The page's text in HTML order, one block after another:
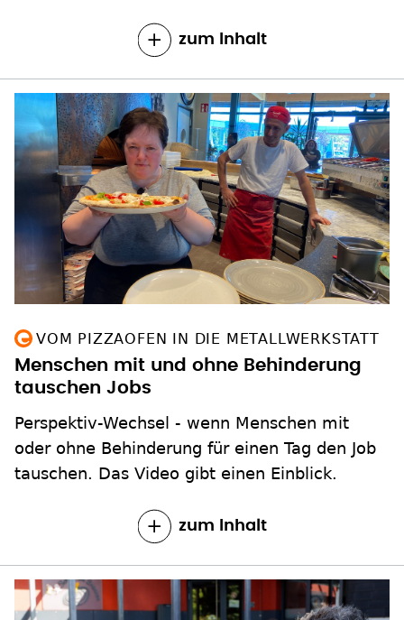
Menschen mit und ohne Behinderung
tauschen Jobs
Perspektiv-Wechsel - wenn Menschen mit
oder ohne Behinderung für einen Tag den Job
tauschen. Das Video gibt einen Einblick.